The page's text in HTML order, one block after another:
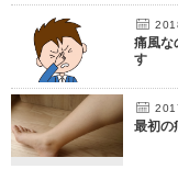
痛風な
す
最初の